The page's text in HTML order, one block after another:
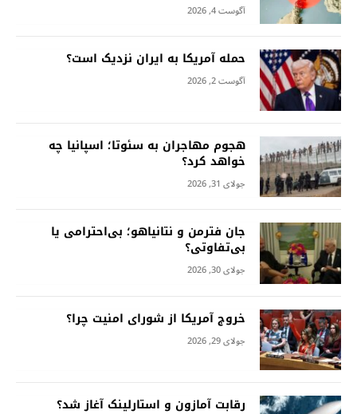
آگوست 4, 2026
حمله آمریکا به ایران نزدیک است؟
آگوست 2, 2026
هجوم مهاجران به سئوتا؛ اسپانیا چه
خواهد کرد؟
جولای 31, 2026
جان فترمن و نتانیاهو؛ بی‌احترامی یا
بی‌تفاوتی؟
جولای 30, 2026
خروج آمریکا از شورای امنیت چرا؟
جولای 29, 2026
رقابت آمازون و استارلینک آغاز شد؟